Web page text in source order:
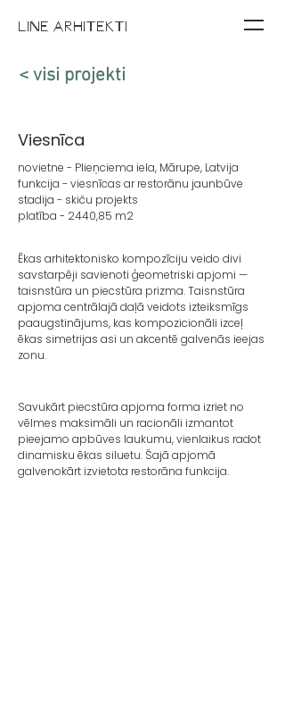
LINE ARHITEKTI
< visi projekti
Viesnīca
novietne - Plieņciema iela, Mārupe, Latvija
funkcija - viesnīcas ar restorānu jaunbūve
stadija - skiču projekts
platība - 2440,85 m2
Ēkas arhitektonisko kompozīciju veido divi
savstarpēji savienoti ģeometriski apjomi —
taisnstūra un piecstūra prizma. Taisnstūra
apjoma centrālajā daļā veidots izteiksmīgs
paaugstinājums, kas kompozicionāli izceļ
ēkas simetrijas asi un akcentē galvenās ieejas
zonu.
Savukārt piecstūra apjoma forma izriet no
vēlmes maksimāli un racionāli izmantot
pieejamo apbūves laukumu, vienlaikus radot
dinamisku ēkas siluetu. Šajā apjomā
galvenokārt izvietota restorāna funkcija.